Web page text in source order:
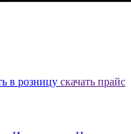
в розницу скачать прайс